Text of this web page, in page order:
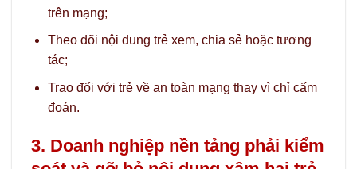
trên mạng;
Theo dõi nội dung trẻ xem, chia sẻ hoặc tương
tác;
Trao đổi với trẻ về an toàn mạng thay vì chỉ cấm
đoán.
3. Doanh nghiệp nền tảng phải kiểm